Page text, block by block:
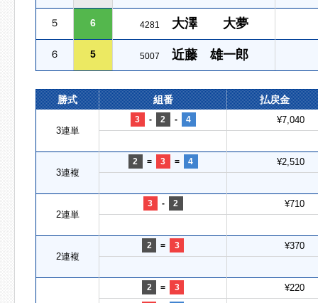
５ 6 4281 大澤 大夢
６ 5 5007 近藤 雄一郎
勝式 組番 払戻金
3連単
3 - 2 - 4 ¥7,040
3連複
2 = 3 = 4 ¥2,510
2連単
3 - 2 ¥710
2連複
2 = 3 ¥370
2 = 3 ¥220